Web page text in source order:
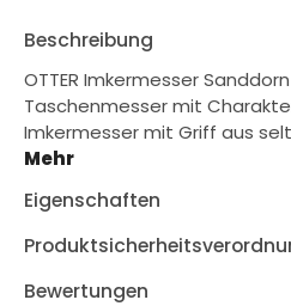
Beschreibung
OTTER Imkermesser
Taschenmesser mit Charakter
Imkermesser mit Griff aus
Mehr
Eigenschaften
Bewertungen